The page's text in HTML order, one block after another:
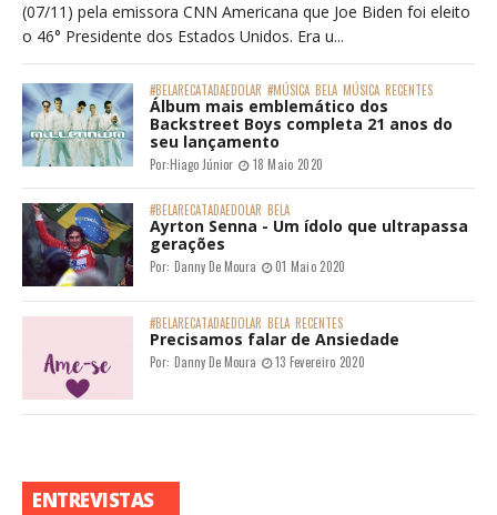
(07/11) pela emissora CNN Americana que Joe Biden foi eleito
o 46° Presidente dos Estados Unidos. Era u...
#BELARECATADAEDOLAR #MÚSICA BELA MÚSICA RECENTES
Álbum mais emblemático dos
Backstreet Boys completa 21 anos do
seu lançamento
Por:Hiago Júnior 18 Maio 2020
#BELARECATADAEDOLAR BELA
Ayrton Senna - Um ídolo que ultrapassa
gerações
Por: Danny De Moura 01 Maio 2020
#BELARECATADAEDOLAR BELA RECENTES
Precisamos falar de Ansiedade
Por: Danny De Moura 13 Fevereiro 2020
ENTREVISTAS